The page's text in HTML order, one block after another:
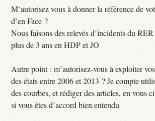
M’autorisez vous à donner la référence de
d’en Face ?
Nous faisons des relevés d’incidents du
plus de 3 ans en HDP et JO
Autre point : m’autorisez-vous à exploiter
des états entre 2006 et 2013 ? Je compte
des courbes, et rédiger des articles, en vous
si vous êtes d’accord bien entendu